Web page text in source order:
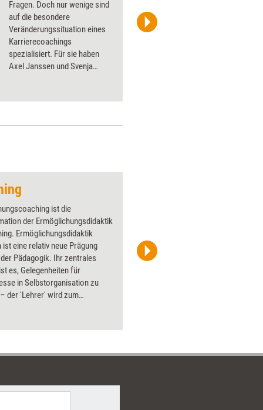
Fragen. Doch nur wenige sind
auf die besondere
Veränderungssituation eines
Karrierecoachings
spezialisiert. Für sie haben
Axel Janssen und Svenja
Auftragsklärung helfen und die
soll: den
go2 / photocase.de
ist die
der Ermöglichungsdidaktik
Ermöglichungsdidaktik
ist eine relativ neue Prägung
Pädagogik. Ihr zentrales
es, Gelegenheiten für
in Selbstorganisation zu
der 'Lehrer' wird zum
Aneignungsprozess verstanden,
Der Lernprozess soll